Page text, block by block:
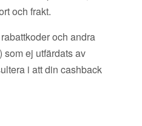
och frakt.
och andra
som ej utfärdats av
i att din cashback